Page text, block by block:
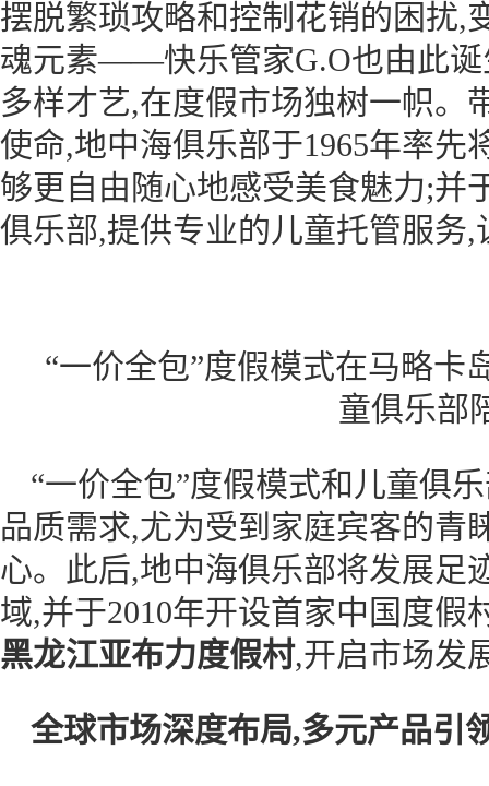
摆脱繁琐攻略和控制花销的困扰,
魂元素——快乐管家G.O也由此诞
多样才艺,在度假市场独树一帜。
使命,地中海俱乐部于1965年率先
够更自由随心地感受美食魅力;并
俱乐部,提供专业的儿童托管服务
“一价全包”度假模式在马略卡
童俱乐部
“一价全包”度假模式和儿童俱
品质需求,尤为受到家庭宾客的青
心。此后,地中海俱乐部将发展足
域,并于2010年开设首家中国度
黑龙江亚布力度假村,开启市场发
全球市场深度布局,多元产品引